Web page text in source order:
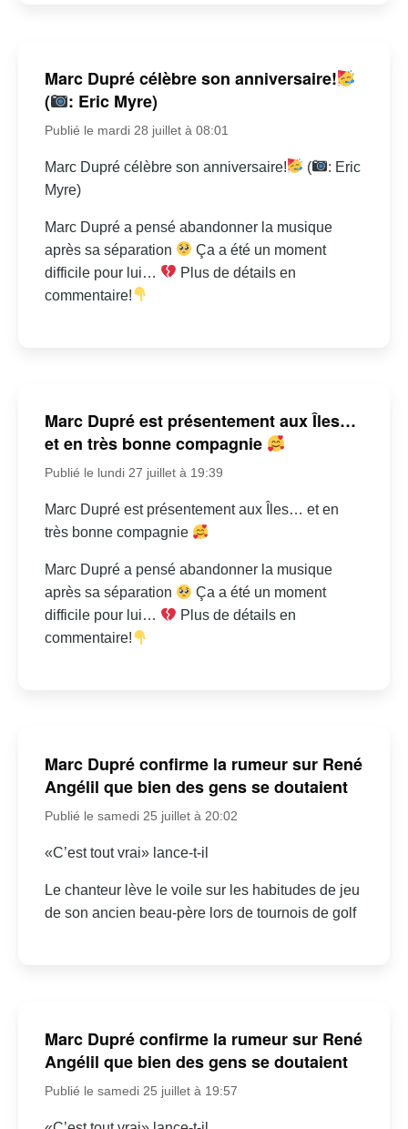
Marc Dupré célèbre son anniversaire!
(
: Eric Myre)
Publié le mardi 28 juillet à 08:01
Marc Dupré célèbre son anniversaire! (
: Eric
Myre)
Marc Dupré a pensé abandonner la musique
après sa séparation
Ça a été un moment
difficile pour lui…
Plus de détails en
commentaire!
Marc Dupré est présentement aux Îles…
et en très bonne compagnie
Publié le lundi 27 juillet à 19:39
Marc Dupré est présentement aux Îles… et en
très bonne compagnie
Marc Dupré a pensé abandonner la musique
après sa séparation
Ça a été un moment
difficile pour lui…
Plus de détails en
commentaire!
Marc Dupré confirme la rumeur sur René
Angélil que bien des gens se doutaient
Publié le samedi 25 juillet à 20:02
«C’est tout vrai» lance-t-il
Le chanteur lève le voile sur les habitudes de jeu
de son ancien beau-père lors de tournois de golf
Marc Dupré confirme la rumeur sur René
Angélil que bien des gens se doutaient
Publié le samedi 25 juillet à 19:57